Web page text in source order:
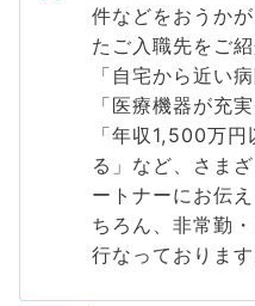
件などをおうか
たご入職先をご
「自宅から近い
「医療機器が充
「年収1,500万
る」など、さま
ートナーにお伝
ちろん、非常勤
行なっております